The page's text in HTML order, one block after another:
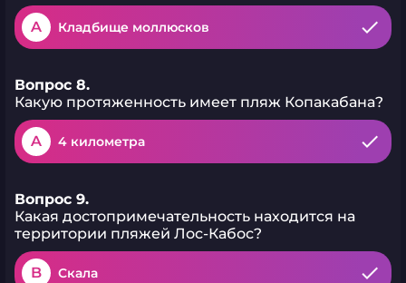
A Кладбище моллюсков
Вопрос 8.
Какую протяженность имеет пляж Копакабана?
A 4 километра
Вопрос 9.
Какая достопримечательность находится на
территории пляжей Лос-Кабос?
B Скала